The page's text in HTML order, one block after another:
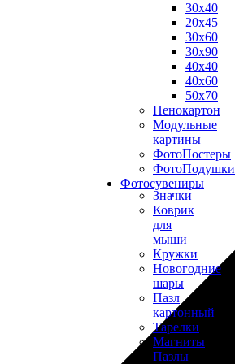
30х40
20х45
30х60
30х90
40х40
40х60
50х70
Пенокартон
Модульные
картины
ФотоПостеры
ФотоПодушки
Фотоcувениры
Значки
Коврик
для
мыши
Кружки
Новогодние
шары
Пазл
картонный
Тарелки
Магниты
Пазлы